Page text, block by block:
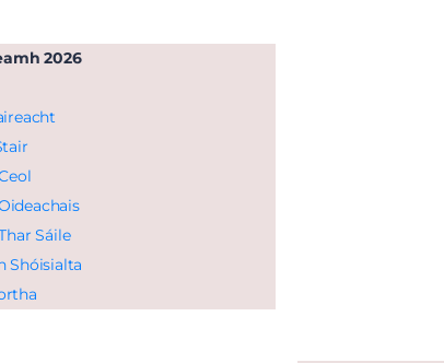
2026
Sáile
Shóisialta